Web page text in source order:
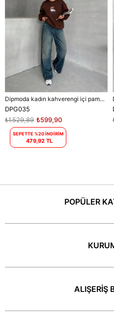
Dipmoda kadın kahverengi içi pamuklu nakış detaylı sweat DPG035
DPG035
₺599,90
₺1.529,89
SEPETTE %20 İNDİRİM
479,92 TL
POPÜLER
ALIŞERİŞ